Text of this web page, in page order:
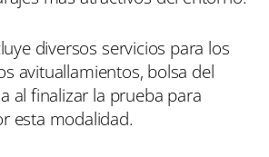
diversos servicios para los
avituallamientos, bolsa del
al finalizar la prueba para
esta modalidad.